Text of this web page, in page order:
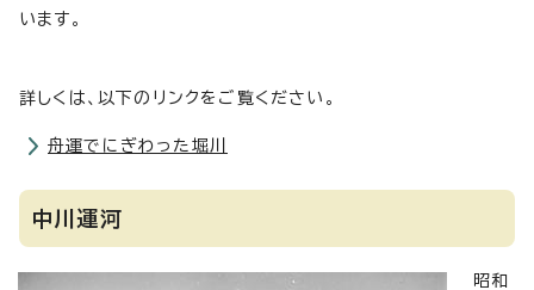
います。
詳しくは、以下のリンクをご覧ください。
舟運でにぎわった堀川
中川運河
昭和